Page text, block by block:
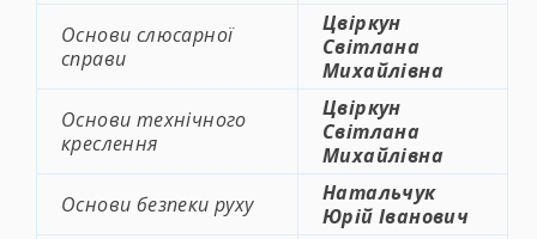
Основи слюсарної
справи
Цвіркун
Світлана
Михайлівна
Основи технічного
креслення
Цвіркун
Світлана
Михайлівна
Основи безпеки руху
Натальчук
Юрій Іванович